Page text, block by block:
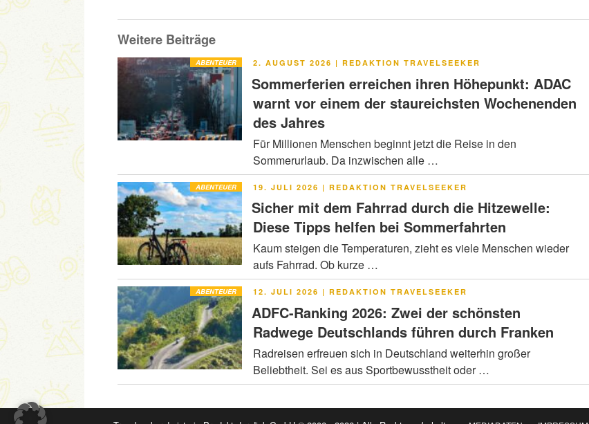
Weitere Beiträge
ABENTEUER
VERÖFFENTLICHT
2. AUGUST 2026 | REDAKTION TRAVELSEEKER
Sommerferien erreichen ihren Höhepunkt: ADAC
warnt vor einem der staureichsten Wochenenden
des Jahres
Für Millionen Menschen beginnt jetzt die Reise in den
Sommerurlaub. Da inzwischen alle …
ABENTEUER
VERÖFFENTLICHT
19. JULI 2026 | REDAKTION TRAVELSEEKER
Sicher mit dem Fahrrad durch die Hitzewelle:
Diese Tipps helfen bei Sommerfahrten
Kaum steigen die Temperaturen, zieht es viele Menschen wieder
aufs Fahrrad. Ob kurze …
ABENTEUER
VERÖFFENTLICHT
12. JULI 2026 | REDAKTION TRAVELSEEKER
ADFC-Ranking 2026: Zwei der schönsten
Radwege Deutschlands führen durch Franken
Radreisen erfreuen sich in Deutschland weiterhin großer
Beliebtheit. Sei es aus Sportbewusstheit oder …